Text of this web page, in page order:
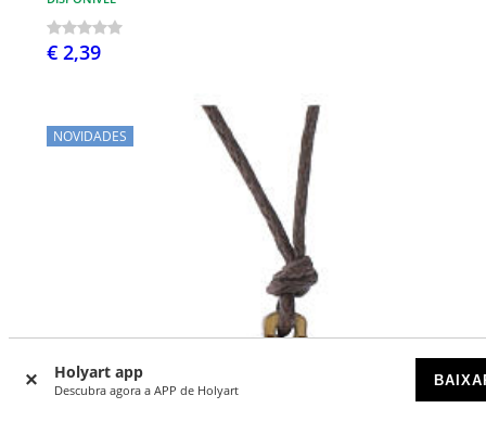
Holyart app
Descubra agora a APP de Holyart
€ 2,39
NOVIDADES